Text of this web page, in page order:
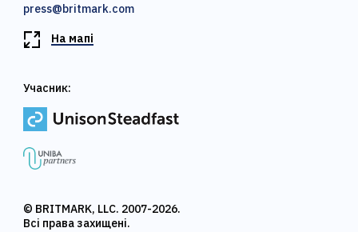
press@britmark.com
На мапі
© BRITMARK, LLC. 2007-2026.
Всі права захищені.
Учасник: